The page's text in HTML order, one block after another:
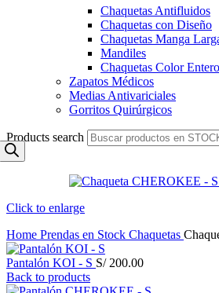
Chaquetas Antifluidos
Chaquetas con Diseño
Chaquetas Manga
Mandiles
Chaquetas Color Entero
Zapatos Médicos
Medias Antivariciales
Gorritos Quirúrgicos
Products search
Click to enlarge
Home Prendas en Stock Chaquetas
Pantalón KOI - S S/200.00
Back to products